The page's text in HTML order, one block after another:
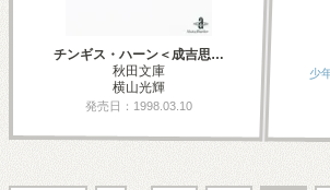
チンギス・ハーン＜成吉思…
秋田文庫
横山光輝
発売日：1998.03.10
少